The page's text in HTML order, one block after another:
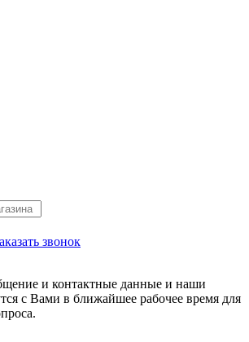
звонок
и контактные данные и наши
с Вами в ближайшее рабочее время для